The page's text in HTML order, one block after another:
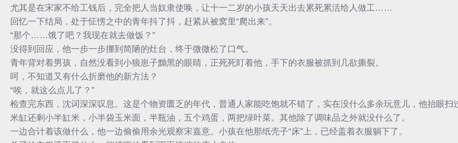
尤其是在宋家不给工钱后，完全把人当奴隶使唤，让十一二岁的小孩天天出去累死累活给人做工……
回忆一下结局，处于怔愣之中的青年抖了抖，赶紧从被窝里“爬出来”。
“那个……饿了吧？我现在就去做饭？”
没得到回应，他一步一步挪到简陋的灶台，终于微微松了口气。
青年背对着男孩，自然没看到小狼崽子黝黑的眼睛，正死死盯着他，手下的衣服被抓到几欲撕裂。
呵，不知道又有什么折磨他的新方法？
“唉，就这么点儿了？”
检查完东西，沈词深深叹息。这是个物资匮乏的年代，普通人家能吃饱就不错了，实在没什么多余玩意儿，他抬眼扫
米缸还剩小半缸米，小半袋玉米面，半瓶油，五个鸡蛋，两把绿叶菜。其他除了调味品之外就没什么了。
一边合计着该做什么，他一边偷偷用余光观察宋嘉意。小孩在他那纸壳子“床”上，已经盖着衣服躺下了。